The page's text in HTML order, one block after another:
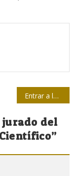
Entrar a la UPEC, sin un solo “papelito”
del
”